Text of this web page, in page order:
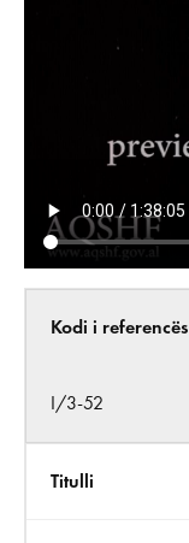
Kodi i referencës
I/3-52
Titulli